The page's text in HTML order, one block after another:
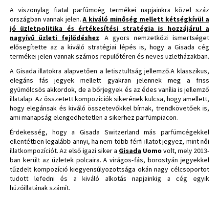
A viszonylag fiatal parfümcég termékei napjainkra közel száz
országban vannak jelen.A kiváló minőség mellett kétségkívül a
jó üzletpolitika és értékesítési stratégia is hozzájárul a
nagyívű üzleti fejlődéshez. A gyors nemzetközi ismertséget
elősegítette az a kiváló stratégiai lépés is, hogy a Gisada cég
termékei jelen vannak számos repülőtéren és neves üzletházakban.
A Gisada illatokra alapvetően a letisztultság jellemző.A klasszikus,
elegáns fás jegyek mellett gyakran jelennek meg a friss
gyümölcsös akkordok, de a bőrjegyek és az édes vanília is jellemző
illatalap. Az összetett kompozíciók sikerének kulcsa, hogy amellett,
hogy elegánsak és kiváló összetevőkkel bírnak, trendkövetőek is,
ami manapság elengedhetetlen a sikerhez parfümpiacon.
Érdekesség, hogy a Gisada Switzerland más parfümcégekkel
ellentétben legalább annyi, ha nem több férfi illatot jegyez, mint női
illatkompozíciót. Az első igazi siker a Gisada Uomo volt, mely 2013-
ban került az üzletek polcaira. A virágos‑fás, borostyán jegyekkel
tűzdelt kompozíció kiegyensúlyozottsága okán nagy célcsoportot
tudott lefedni és a kiváló alkotás napjainkig a cég egyik
húzóillatának számít.